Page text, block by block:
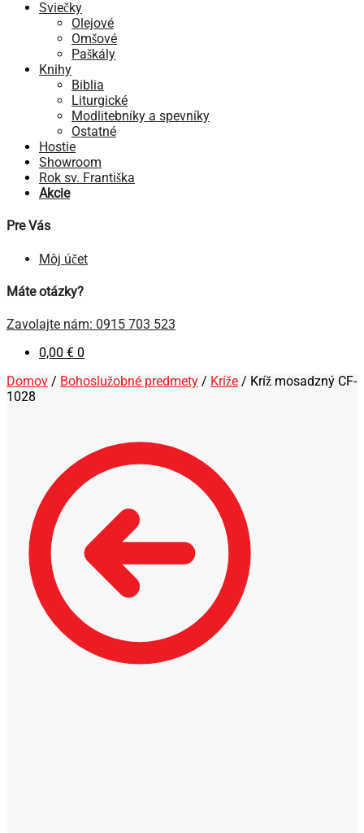
Sviečky
Olejové
Omšové
Paškály
Knihy
Biblia
Liturgické
Modlitebníky a spevníky
Ostatné
Hostie
Showroom
Rok sv. Františka
Akcie
Pre Vás
Môj účet
Máte otázky?
Zavolajte nám: 0915 703 523
0,00 € 0
Domov / Bohoslužobné predmety / Kríže / Kríž mosadzný CF-
1028